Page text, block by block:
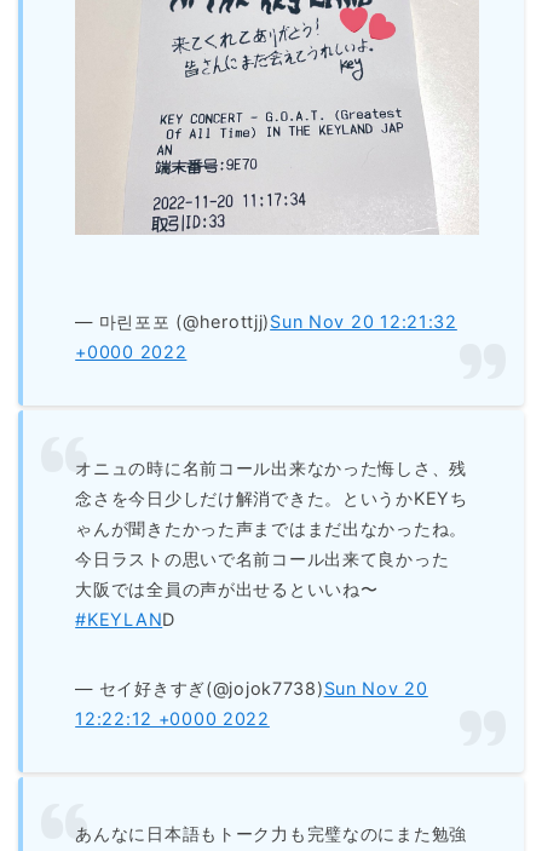
— 마린포포 (@herottjj)Sun Nov 20 12:21:32
+0000 2022
オニュの時に名前コール出来なかった悔しさ、残
念さを今日少しだけ解消できた。というかKEYち
ゃんが聞きたかった声まではまだ出なかったね。
今日ラストの思いで名前コール出来て良かった
大阪では全員の声が出せるといいね〜
#KEYLAND
— セイ好きすぎ(@jojok7738)Sun Nov 20
12:22:12 +0000 2022
あんなに日本語もトーク力も完璧なのにまた勉強